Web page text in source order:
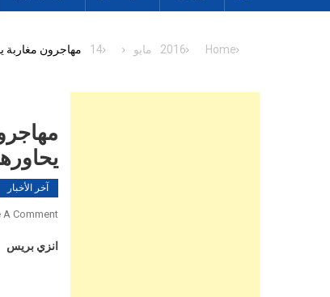
Home
2016 مايو 14 مهاجرون مغاربة
آخر الأخبار
A Comment
انزي بريس